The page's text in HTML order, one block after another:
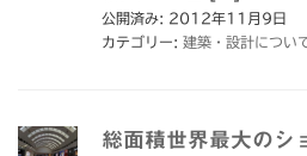
公開済み: 2012年11月9日
カテゴリー: 建築・設計につい
総面積世界最大の